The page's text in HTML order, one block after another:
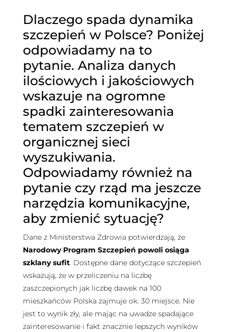
Dlaczego spada dynamika
szczepień w Polsce? Poniżej
odpowiadamy na to
pytanie. Analiza danych
ilościowych i jakościowych
wskazuje na ogromne
spadki zainteresowania
tematem szczepień w
organicznej sieci
wyszukiwania.
Odpowiadamy również na
pytanie czy rząd ma jeszcze
narzędzia komunikacyjne,
aby zmienić sytuację?
Dane z Ministerstwa Zdrowia potwierdzają, że
Narodowy Program Szczepień powoli osiąga
szklany sufit. Dostępne dane dotyczące szczepień
wskazują, że w przeliczeniu na liczbę
zaszczepionych jak liczbę dawek na 100
mieszkańców Polska zajmuje ok. 30 miejsce. Nie
jest to wynik zły, ale mając na uwadze spadające
zainteresowanie i fakt znacznie lepszych wyników